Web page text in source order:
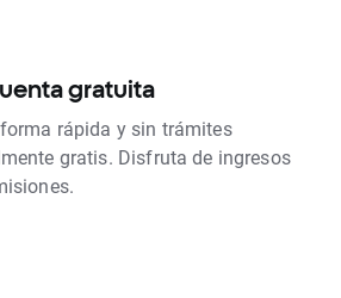
gratuita
rápida y sin trámites
gratis. Disfruta de ingresos